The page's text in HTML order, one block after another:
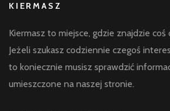
KIERMASZ
Kiermasz to miejsce, gdzie znajdzie coś
Jeżeli szukasz codziennie czegoś
to koniecznie musisz sprawdzić
umieszczone na naszej stronie.